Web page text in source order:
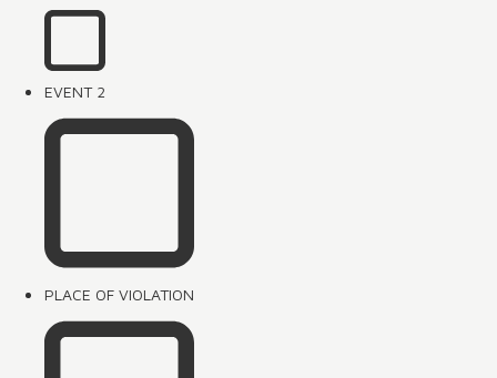
EVENT 2
PLACE OF VIOLATION